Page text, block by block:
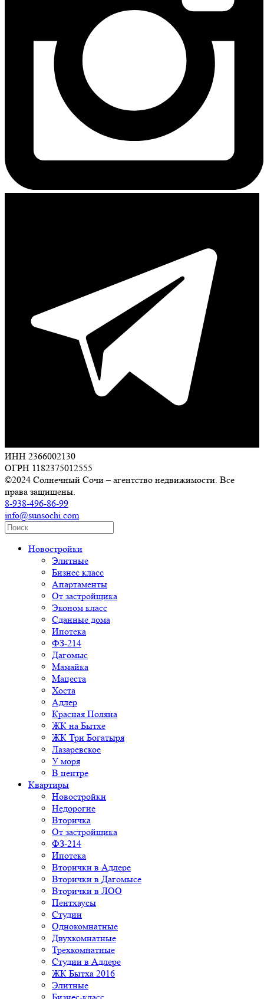
ИНН 2366002130
ОГРН 1182375012555
©2024 Солнечный Сочи – агентство недвижимости. Все
права защищены.
8-938-496-86-99
info@sunsochi.com
Новостройки
Элитные
Бизнес класс
Апартаменты
От застройщика
Эконом класс
Сданные дома
Ипотека
ФЗ-214
Дагомыс
Мамайка
Мацеста
Хоста
Адлер
Красная Поляна
ЖК на Бытхе
ЖК Три Богатыря
Лазаревское
У моря
В центре
Квартиры
Новостройки
Недорогие
Вторичка
От застройщика
ФЗ-214
Ипотека
Вторички в Адлере
Вторички в Дагомысе
Вторички в ЛОО
Пентхаусы
Студии
Однокомнатные
Двухкомнатные
Трехкомнатные
Студии в Адлере
ЖК Бытха 2016
Элитные